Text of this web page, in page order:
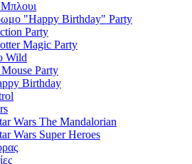
"Happy Birthday" Party
Party
Magic Party
Wild
Party
Birthday
Wars The Mandalorian
Wars Super Heroes